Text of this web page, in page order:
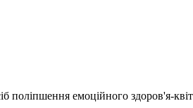
емоційного здоров'я-